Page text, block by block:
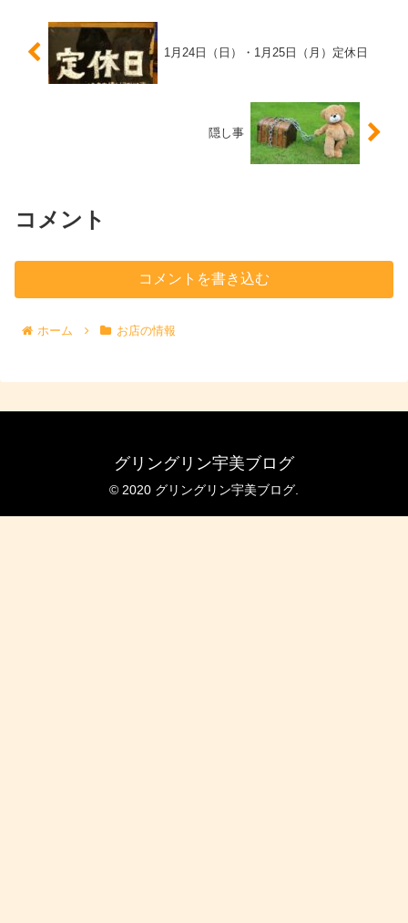
1月24日（日）・1月25日（月）定休日
隠し事
コメント
コメントを書き込む
ホーム お店の情報
グリングリン宇美ブログ
© 2020 グリングリン宇美ブログ.